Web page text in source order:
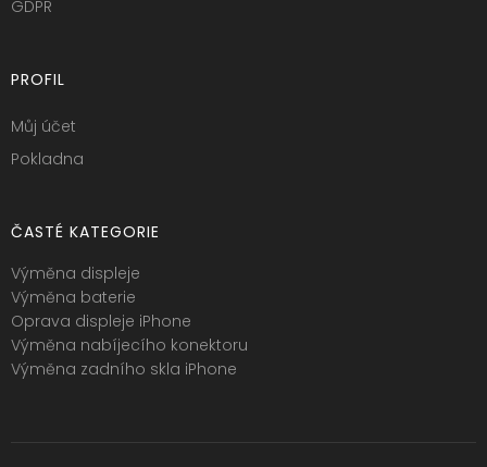
GDPR
PROFIL
Můj účet
Pokladna
ČASTÉ KATEGORIE
Výměna displeje
Výměna baterie
Oprava displeje iPhone
Výměna nabíjecího konektoru
Výměna zadního skla iPhone